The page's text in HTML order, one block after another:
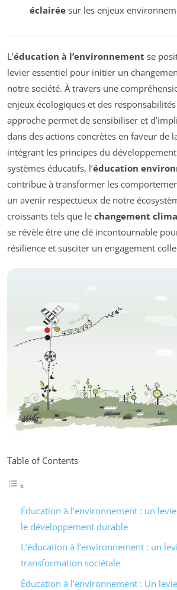
éclairéesur les enjeux
L’éducation à l’environnement se
levier essentiel pour initier un
notre société. À travers une
enjeux écologiques et des
approche permet de sensibiliser et
dans des actions concrètes en faveur de
intégrant les principes du
systèmes éducatifs, l’éducation
contribue à transformer les
un avenir respectueux de notre
croissants tels que le changement
se révèle être une clé incontournable
résilience et susciter un engagement
Table of Contents
Éducation à l’environnement : un
le développement durable
L’éducation à l’environnement : un
transformation sociétale
Éducation à l’environnement : Un